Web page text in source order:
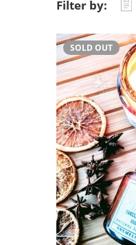
Filter by:
SOLD OUT